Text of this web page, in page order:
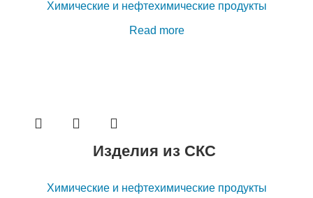
Химические и нефтехимические продукты
Read more
Изделия из СКС
Химические и нефтехимические продукты